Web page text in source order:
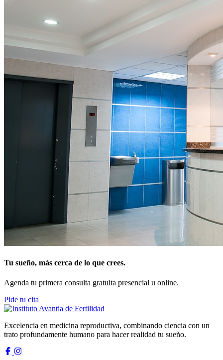
Tu sueño, más cerca de lo que crees.
Agenda tu primera consulta gratuita presencial u online.
Pide tu cita
Excelencia en medicina reproductiva, combinando ciencia con un
trato profundamente humano para hacer realidad tu sueño.